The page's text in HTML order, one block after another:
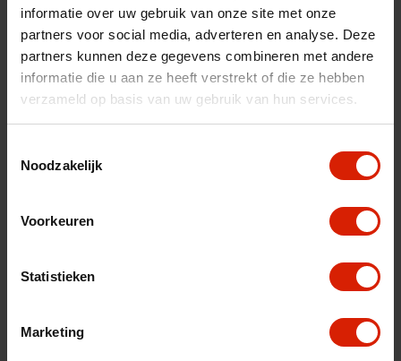
informatie over uw gebruik van onze site met onze
partners voor social media, adverteren en analyse. Deze
partners kunnen deze gegevens combineren met andere
informatie die u aan ze heeft verstrekt of die ze hebben
verzameld op basis van uw gebruik van hun services.
Noodzakelijk
Voorkeuren
Statistieken
Marketing
Sorteer op: